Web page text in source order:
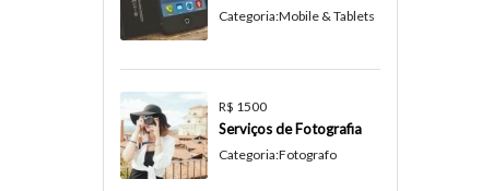
Categoria:Mobile & Tablets
R$ 1500
Serviços de Fotografia
Categoria:Fotografo